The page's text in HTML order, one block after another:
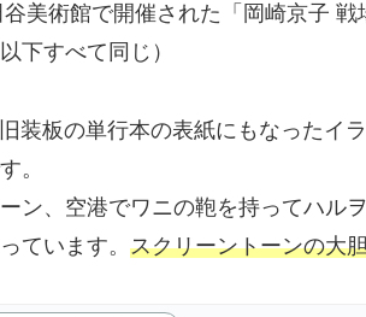
美術館で開催された「岡崎京子
下すべて同じ）
装板の単行本の表紙にもなったイラ
。
ン、空港でワニの鞄を持ってハル
ています。 スクリーントーンの大